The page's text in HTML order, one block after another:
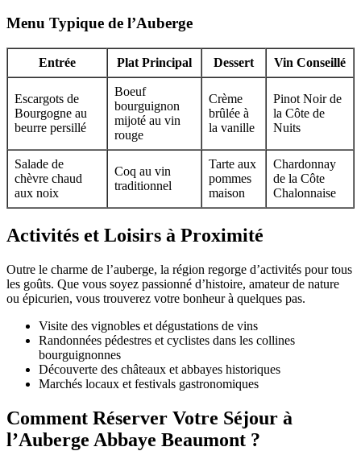
Menu Typique de l’Auberge
Entrée Plat Principal Dessert Vin Conseillé
Escargots de
Bourgogne au
beurre persillé
Boeuf
bourguignon
mijoté au vin
rouge
Crème
brûlée à
la vanille
Pinot Noir de
la Côte de
Nuits
Salade de
chèvre chaud
aux noix
Coq au vin
traditionnel
Tarte aux
pommes
maison
Chardonnay
de la Côte
Chalonnaise
Activités et Loisirs à Proximité
Outre le charme de l’auberge, la région regorge d’activités pour tous
les goûts. Que vous soyez passionné d’histoire, amateur de nature
ou épicurien, vous trouverez votre bonheur à quelques pas.
Visite des vignobles et dégustations de vins
Randonnées pédestres et cyclistes dans les collines
bourguignonnes
Découverte des châteaux et abbayes historiques
Marchés locaux et festivals gastronomiques
Comment Réserver Votre Séjour à
l’Auberge Abbaye Beaumont ?